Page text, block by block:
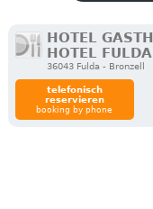
HOTEL
HOTEL FULDA
36043 Fulda - Bronzell
telefonisch
reservieren
booking by phone